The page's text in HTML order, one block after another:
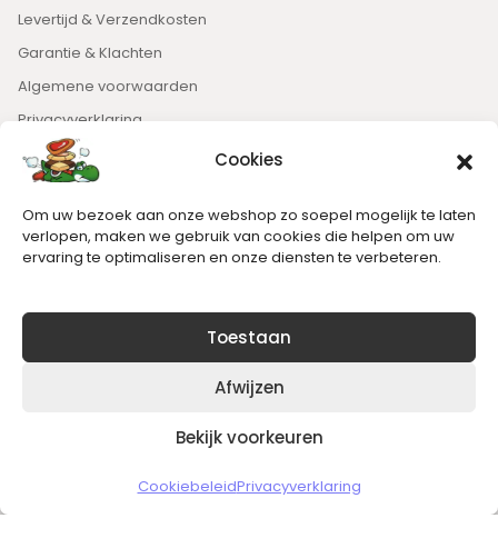
Cookies
Om uw bezoek aan onze webshop zo soepel mogelijk te laten
verlopen, maken we gebruik van cookies die helpen om uw
ervaring te optimaliseren en onze diensten te verbeteren.
Toestaan
Afwijzen
Bekijk voorkeuren
CookiebeleidPrivacyverklaring
Levertijd & Verzendkosten
Garantie & Klachten
Algemene voorwaarden
Privacyverklaring
Nieuwsbrief
Blijft op de hoogte van het laatste nieuws.